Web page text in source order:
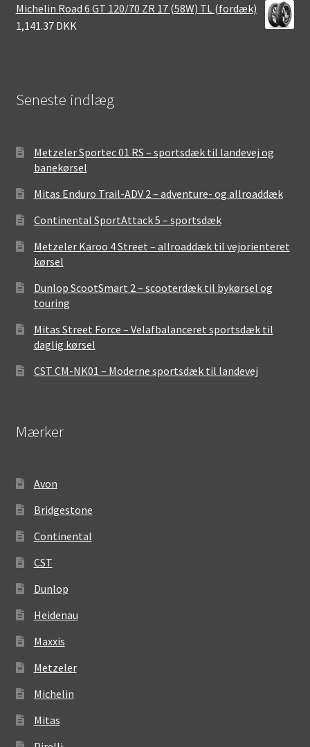
Michelin Road 6 GT 120/70 ZR 17 (58W) TL (fordæk)
1,141.37 DKK
Seneste indlæg
Metzeler Sportec 01 RS – sportsdæk til landevej og
banekørsel
Mitas Enduro Trail-ADV 2 – adventure- og allroaddæk
Continental SportAttack 5 – sportsdæk
Metzeler Karoo 4 Street – allroaddæk til vejorienteret
kørsel
Dunlop ScootSmart 2 – scooterdæk til bykørsel og
touring
Mitas Street Force – Velafbalanceret sportsdæk til
daglig kørsel
CST CM-NK01 – Moderne sportsdæk til landevej
Mærker
Avon
Bridgestone
Continental
CST
Dunlop
Heidenau
Maxxis
Metzeler
Michelin
Mitas